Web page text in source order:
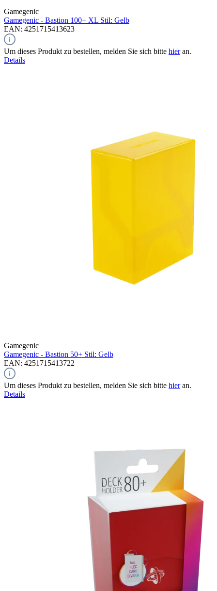
Gamegenic
Gamegenic - Bastion 100+ XL Stil: Gelb
EAN: 4251715413623
Um dieses Produkt zu bestellen, melden Sie sich bitte hieran.
Details
Gamegenic
Gamegenic - Bastion 50+ Stil: Gelb
EAN: 4251715413722
Um dieses Produkt zu bestellen, melden Sie sich bitte hieran.
Details